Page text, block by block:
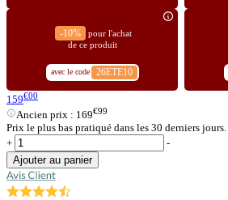
-10%
pour l'achat
de ce produit
avec le code 26ETE10
159€00
Ancien prix : 169€99
Prix le plus bas pratiqué dans les 30 derniers jours.
+
-
Ajouter au panier